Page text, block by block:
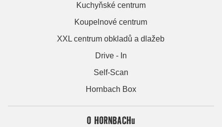
Kuchyňské centrum
Koupelnové centrum
XXL centrum obkladů a dlažeb
Drive - In
Self-Scan
Hornbach Box
O HORNBACHu